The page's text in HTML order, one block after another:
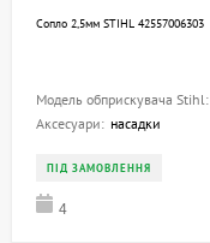
Сопло 2,5мм STIHL 42557006303
Модель обприскувача Stihl:
Аксесуари: насадки
ПІД ЗАМОВЛЕННЯ
4